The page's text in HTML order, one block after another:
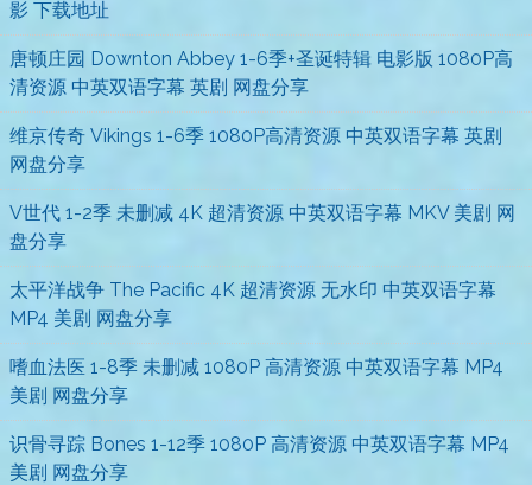
影 下载地址
唐顿庄园 Downton Abbey 1-6季+圣诞特辑 电影版 1080P高
清资源 中英双语字幕 英剧 网盘分享
维京传奇 Vikings 1-6季 1080P高清资源 中英双语字幕 英剧
网盘分享
V世代 1-2季 未删减 4K 超清资源 中英双语字幕 MKV 美剧 网
盘分享
太平洋战争 The Pacific 4K 超清资源 无水印 中英双语字幕
MP4 美剧 网盘分享
嗜血法医 1-8季 未删减 1080P 高清资源 中英双语字幕 MP4
美剧 网盘分享
识骨寻踪 Bones 1-12季 1080P 高清资源 中英双语字幕 MP4
美剧 网盘分享